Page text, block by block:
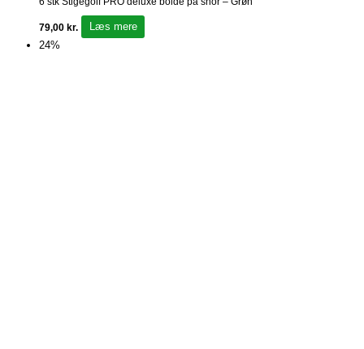
79,00 kr.
Læs mere
24%